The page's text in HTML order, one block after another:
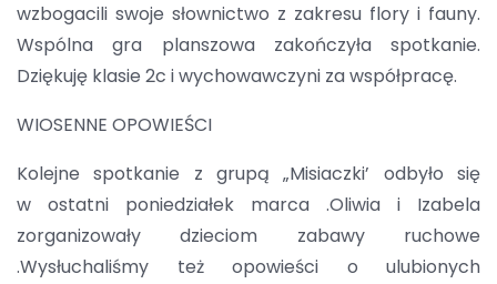
wzbogacili swoje słownictwo z zakresu flory i fauny.
Wspólna gra planszowa zakończyła spotkanie.
Dziękuję klasie 2c i wychowawczyni za współpracę.
WIOSENNE OPOWIEŚCI
Kolejne spotkanie z grupą „Misiaczki’ odbyło się
w ostatni poniedziałek marca .Oliwia i Izabela
zorganizowały dzieciom zabawy ruchowe
.Wysłuchaliśmy też opowieści o ulubionych